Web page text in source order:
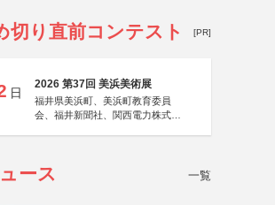
切り直前コンテスト [PR]
日
2026 第37回 美浜美術展
福井県美浜町、美浜町教育委員
会、福井新聞社、関西電力株式会
ース 一覧